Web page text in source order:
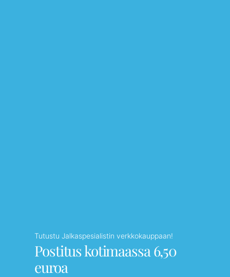
Tutustu Jalkaspesialistin verkkokauppaan!
Postitus kotimaassa 6,50
euroa